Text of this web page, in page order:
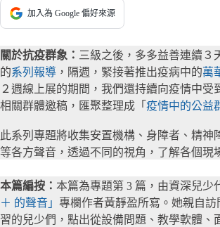
加入為 Google 偏好來源
關於抗疫群象： 三級之後，多多益善連續３
的系列報導 ，隔週，緊接著推出疫病中的萬
２週線上展的期間，我們還持續向疫情中受
相關群體邀稿，匯聚整理成「 疫情中的公益
此系列專題將收集安置機構、身障者、精神
等各方聲音，透過不同的視角，了解各個現
本篇編按： 本篇為專題第 3 篇，由資深兒少
＋ 的聲音」 專欄作者黃靜盈所寫。她親自
習的兒少們，點出從設備問題、教學軟體、